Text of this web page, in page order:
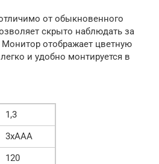
от обыкновенного
скрыто наблюдать за
отображает цветную
и удобно монтируется в
1,3
3хААА
120